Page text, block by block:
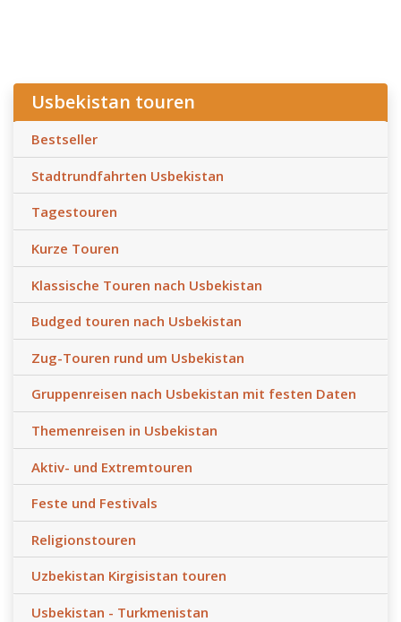
Usbekistan touren
Bestseller
Stadtrundfahrten Usbekistan
Tagestouren
Kurze Touren
Klassische Touren nach Usbekistan
Budged touren nach Usbekistan
Zug-Touren rund um Usbekistan
Gruppenreisen nach Usbekistan mit festen Daten
Themenreisen in Usbekistan
Aktiv- und Extremtouren
Feste und Festivals
Religionstouren
Uzbekistan Kirgisistan touren
Usbekistan - Turkmenistan